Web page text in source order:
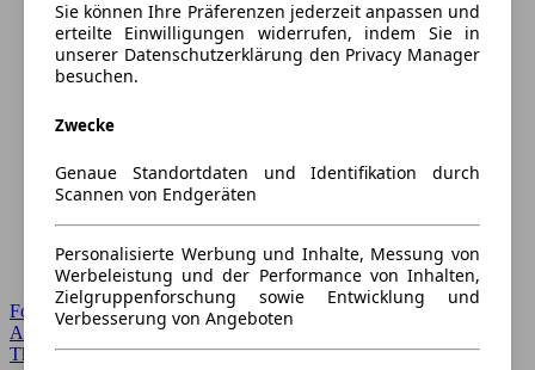
Forum Startseite
Alle Auto-Foren
Themen-Forum
Sie können Ihre Präferenzen jederzeit anpassen und
erteilte Einwilligungen widerrufen, indem Sie in
unserer Datenschutzerklärung den Privacy Manager
besuchen.
Zwecke
Genaue Standortdaten und Identifikation durch
Scannen von Endgeräten
Personalisierte Werbung und Inhalte, Messung von
Werbeleistung und der Performance von Inhalten,
Zielgruppenforschung sowie Entwicklung und
Verbesserung von Angeboten